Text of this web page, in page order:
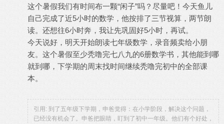
这个暑假我们有时间布一颗“闲子”吗？尽量吧！今天鱼儿
自己完成了近5小时的数学，他按排了三节视算，两节朗
读。还想往6小时奔，我让先巩固好5小时，再试。
今天说好，明天开始朗读七年级数学，录音频卖给小朋
友。这个暑假至少秃噜完七八九的6册数学书，其他能到哪
就到哪，下学期的周末找时间继续秃噜完初中的全部课
本。
引用: 到了五年级下学期，申爸觉得：在小学阶段，解决这个问题，
已经没有机会了。申爸把眼睛，盯到了初中一年级。他们有个好处，